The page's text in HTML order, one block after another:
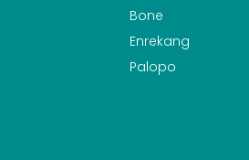
Bone
Enrekang
Palopo